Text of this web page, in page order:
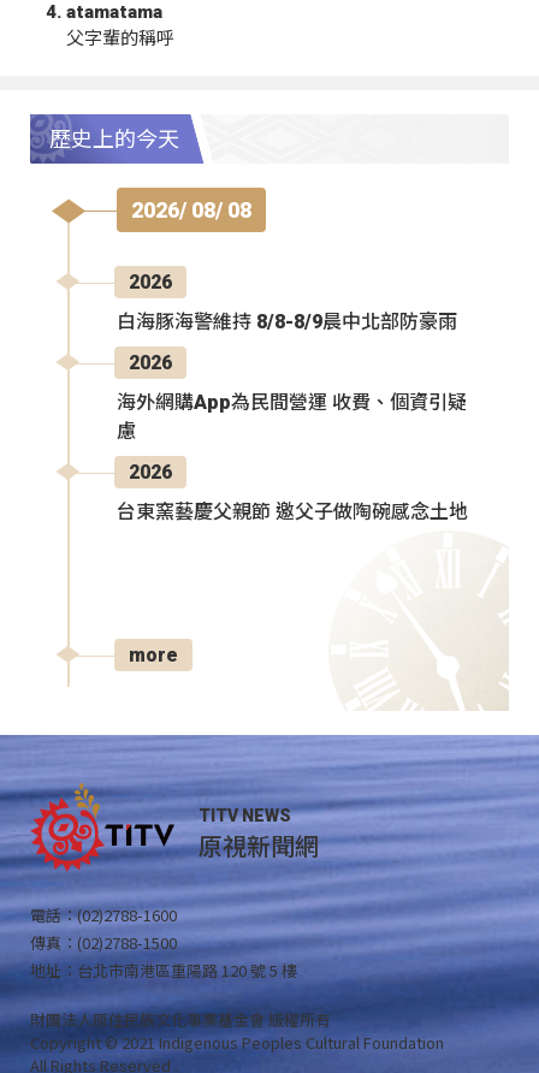
atamatama
父字輩的稱呼
歷史上的今天
2026/ 08/ 08
2026
白海豚海警維持 8/8-8/9晨中北部防豪雨
2026
海外網購App為民間營運 收費、個資引疑
慮
2026
台東窯藝慶父親節 邀父子做陶碗感念土地
more
TITV NEWS
原視新聞網
電話：(02)2788-1600
傳真：(02)2788-1500
地址：台北市南港區重陽路 120 號 5 樓
財團法人原住民族文化事業基金會 版權所有
Copyright © 2021 Indigenous Peoples Cultural Foundation
All Rights Reserved .